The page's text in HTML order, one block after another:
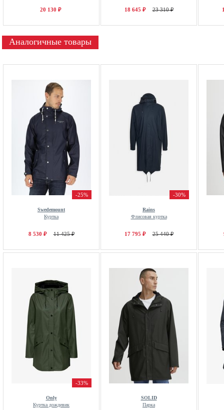
20 130 ₽ 18 645 ₽ 23 310 ₽
Аналогичные товары
-25%
Swedemount
Куртка
8 530 ₽ 11 425 ₽
-30%
Rains
Флисовая куртка
17 795 ₽ 25 440 ₽
-33%
Only
Куртка дождевик
SOLID
Парка